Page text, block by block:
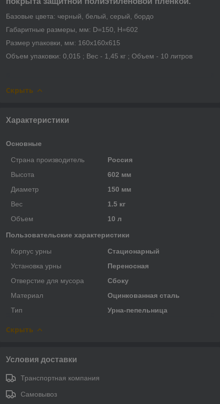
Базовые цвета: черный, белый, серый, бордо
Габаритные размеры, мм: D=150, Н=602
Размер упаковки, мм: 160х160х615
Объем упаковки: 0,015 ; Вес - 1,45 кг ; Объем - 10 литров
Скрыть
Характеристики
Основные
Страна производитель
Россия
Высота
602 мм
Диаметр
150 мм
Вес
1.5 кг
Объем
10 л
Пользовательские характеристики
Корпус урны
Стационарный
Установка урны
Переносная
Отверстие для мусора
Сбоку
Материал
Оцинкованная сталь
Тип
Урна-пепельница
Скрыть
Условия доставки
Транспортная компания
Самовывоз